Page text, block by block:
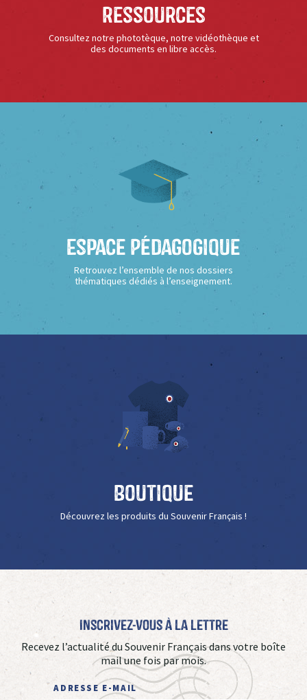
Ressources
Consultez notre phototèque, notre vidéothèque et
des documents en libre accès.
Espace Pédagogique
Retrouvez l’ensemble de nos dossiers
thématiques dédiés à l’enseignement.
Boutique
Découvrez les produits du Souvenir Français !
Inscrivez-vous à La Lettre
Recevez l’actualité du Souvenir Français dans votre boîte
mail une fois par mois.
ADRESSE E-MAIL